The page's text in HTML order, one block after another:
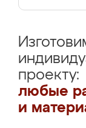
проекту:
любые
и